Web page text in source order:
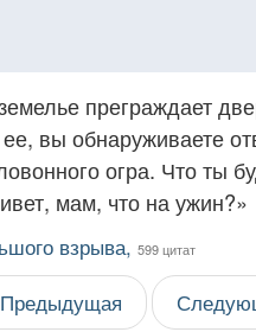
преграждает
вы обнаруживаете
огра. Что ты
мам, что на ужин?»
взрыва, 599 цитат
Предыдущая